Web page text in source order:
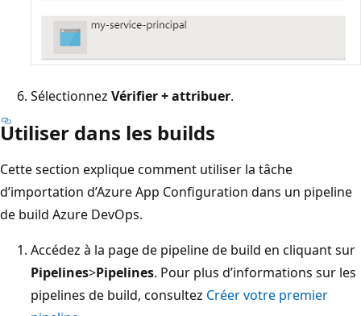
Sélectionnez Vérifier + attribuer.
Utiliser dans les builds
Cette section explique comment utiliser la tâche
d’importation d’Azure App Configuration dans un pipeline
de build Azure DevOps.
Accédez à la page de pipeline de build en cliquant sur
Pipelines>Pipelines. Pour plus d’informations sur les
pipelines de build, consultez Créer votre premier